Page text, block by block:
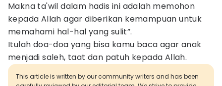
Makna ta'wil dalam hadis ini adalah memohon
kepada Allah agar diberikan kemampuan untuk
memahami hal-hal yang sulit”.
Itulah doa-doa yang bisa kamu baca agar anak
menjadi saleh, taat dan patuh kepada Allah.
This article is written by our community writers and has been